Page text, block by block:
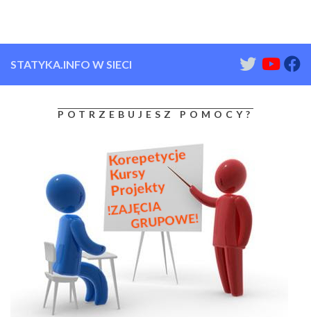
STATYKA.INFO W SIECI
POTRZEBUJESZ POMOCY?